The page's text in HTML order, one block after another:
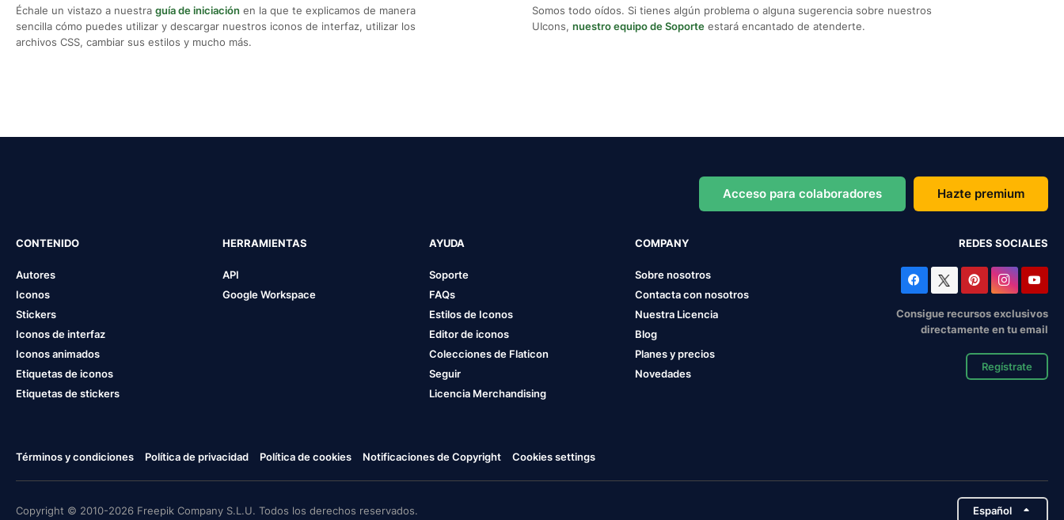
Échale un vistazo a nuestra guía de iniciación en la que te explicamos de manera
sencilla cómo puedes utilizar y descargar nuestros iconos de interfaz, utilizar los
archivos CSS, cambiar sus estilos y mucho más.
Somos todo oídos. Si tienes algún problema o alguna sugerencia sobre nuestros
UIcons, nuestro equipo de Soporte estará encantado de atenderte.
Acceso para colaboradores Hazte premium
CONTENIDO
Autores
Iconos
Stickers
Iconos de interfaz
Iconos animados
Etiquetas de iconos
Etiquetas de stickers
HERRAMIENTAS
API
Google Workspace
AYUDA
Soporte
FAQs
Estilos de Iconos
Editor de iconos
Colecciones de Flaticon
Seguir
Licencia Merchandising
COMPANY
Sobre nosotros
Contacta con nosotros
Nuestra Licencia
Blog
Planes y precios
Novedades
REDES SOCIALES
Consigue recursos exclusivos
directamente en tu email
Regístrate
Términos y condiciones Política de privacidad Política de cookies Notificaciones de Copyright Cookies settings
Copyright © 2010-2026 Freepik Company S.L.U. Todos los derechos reservados. Español